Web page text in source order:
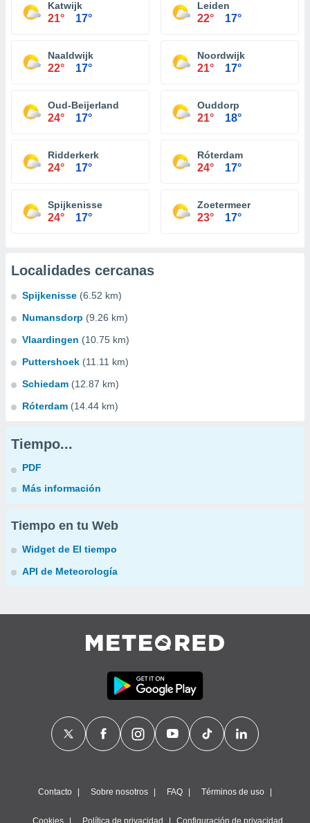
Katwijk
21° 17°
Leiden
22° 17°
Naaldwijk
22° 17°
Noordwijk
21° 17°
Oud-Beijerland
24° 17°
Ouddorp
21° 18°
Ridderkerk
24° 17°
Róterdam
24° 17°
Spijkenisse
24° 17°
Zoetermeer
23° 17°
Localidades cercanas
Spijkenisse (6.52 km)
Numansdorp (9.26 km)
Vlaardingen (10.75 km)
Puttershoek (11.11 km)
Schiedam (12.87 km)
Róterdam (14.44 km)
Tiempo...
PDF
Más información
Tiempo en tu Web
Widget de El tiempo
API de Meteorología
Contacto Sobre nosotros FAQ Términos de uso
Cookies Política de privacidad Configuración de privacidad